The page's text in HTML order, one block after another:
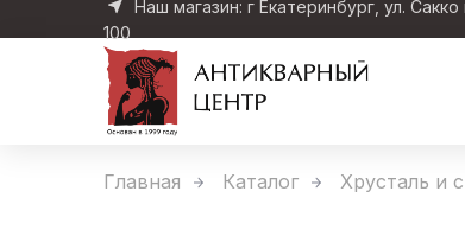
Наш магазин: г Екатеринбург, ул. Сакко
100
Главная Каталог Хрусталь и